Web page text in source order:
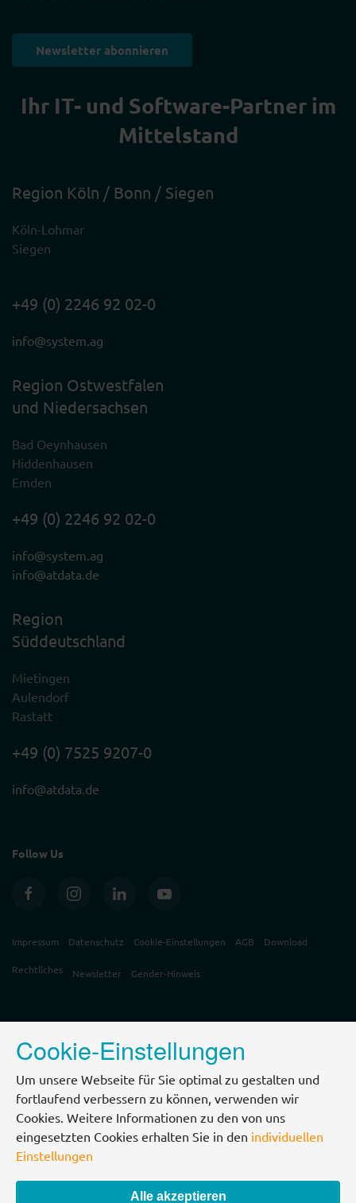
Newsletter abonnieren
Ihr IT- und Software-Partner im
Mittelstand
Region Köln / Bonn / Siegen
Köln-Lohmar
Siegen
+49 (0) 2246 92 02-0
info@system.ag
Region Ostwestfalen
und Niedersachsen
Bad Oeynhausen
Hiddenhausen
Emden
+49 (0) 2246 92 02-0
info@system.ag
info@atdata.de
Region
Süddeutschland
Mietingen
Aulendorf
Rastatt
+49 (0) 7525 9207-0
info@atdata.de
Follow Us
Impressum Datenschutz Cookie-Einstellungen AGB Download
Rechtliches Newsletter Gender-Hinweis
Cookie-Einstellungen
Um unsere Webseite für Sie optimal zu gestalten und
fortlaufend verbessern zu können, verwenden wir
Cookies. Weitere Informationen zu den von uns
eingesetzten Cookies erhalten Sie in den individuellen
Einstellungen
Alle akzeptieren